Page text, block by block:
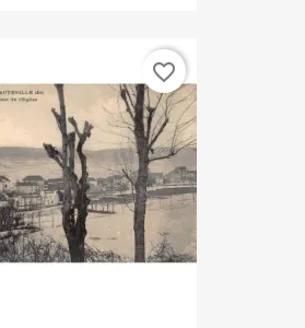
favorite_border